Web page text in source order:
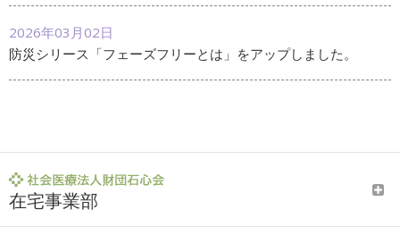
2026年03月02日
防災シリース「フェーズフリーとは」をアップしました。
在宅事業部